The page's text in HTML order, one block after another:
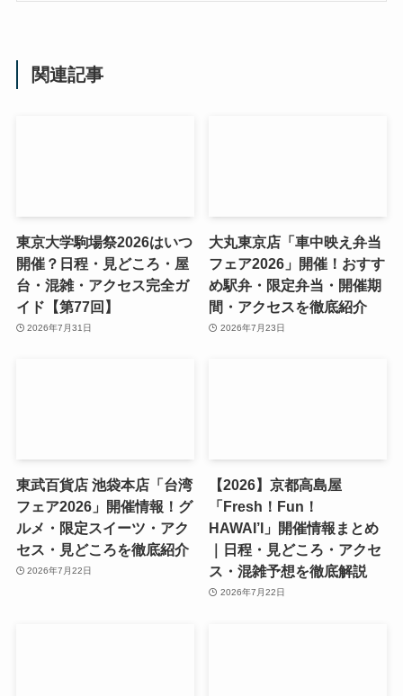
関連記事
東京大学駒場祭2026はいつ
開催？日程・見どころ・屋
台・混雑・アクセス完全ガ
イド【第77回】
2026年7月31日
大丸東京店「車中映え弁当
フェア2026」開催！おすす
め駅弁・限定弁当・開催期
間・アクセスを徹底紹介
2026年7月23日
東武百貨店 池袋本店「台湾
フェア2026」開催情報！グ
ルメ・限定スイーツ・アク
セス・見どころを徹底紹介
2026年7月22日
【2026】京都高島屋
「Fresh！Fun！
HAWAI’I」開催情報まとめ
｜日程・見どころ・アクセ
ス・混雑予想を徹底解説
2026年7月22日